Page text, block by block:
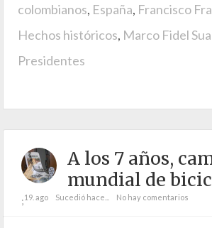
colombianos, España, Francisco
Hechos históricos, Marco Fidel
Presidentes
A los 7 años,
mundial de
;19. ago Sucedió hace... No hay comentarios